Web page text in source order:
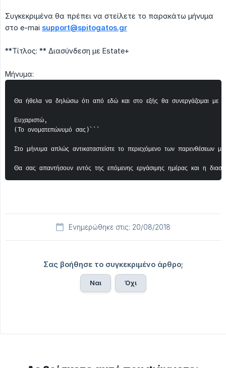
Συγκεκριμένα θα πρέπει να στείλετε το παρακάτω μήνυμα
στο e-mai support@spitogatos.gr
**Τίτλος: ** Διασύνδεση με Estate+
Μήνυμα:
Θα ήθελα να δηλώσω ότι από εδώ και στο εξής θα συνεργάζομαι με
Ευχαριστώ,
(Το ονοματεπώνυμό σας)```
Στο μήνυμα απλώς αντικαταστείστε το περιεχόμενο των παρενθέσεων
Θα σας απαντήσουν εντός της επόμενης εργάσιμης ημέρας και η
Ενημερώθηκε στις: 20/08/2018
Σας βοήθησε το συγκεκριμένο άρθρο;
Ναι Όχι